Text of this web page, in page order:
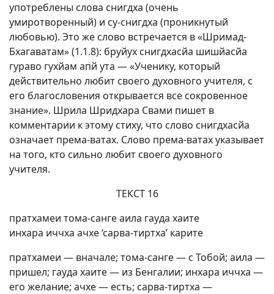
употреблены слова снигдха (очень
умиротворенный) и су-снигдха (проникнутый
любовью). Это же слово встречается в «Шримад-
Бхагаватам» (1.1.8): бруйух снигдхасйа шишйасйа
гураво гухйам апй ута — «Ученику, который
действительно любит своего духовного учителя, с
его благословения открывается все сокровенное
знание». Шрила Шридхара Свами пишет в
комментарии к этому стиху, что слово снигдхасйа
означает према-ватах. Слово према-ватах указывает
на того, кто сильно любит своего духовного
учителя.
ТЕКСТ 16
пратхамеи тома-санге аила гауда хаите
инхара иччха ачхе ‘сарва-тиртха’ карите
пратхамеи — вначале; тома-санге — с Тобой; аила —
пришел; гауда хаите — из Бенгалии; инхара иччха —
его желание; ачхе — есть; сарва-тиртха —